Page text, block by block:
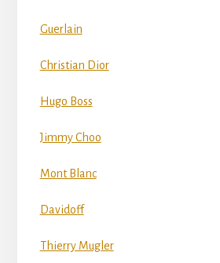
Guerlain
Christian Dior
Hugo Boss
Jimmy Choo
Mont Blanc
Davidoff
Thierry Mugler